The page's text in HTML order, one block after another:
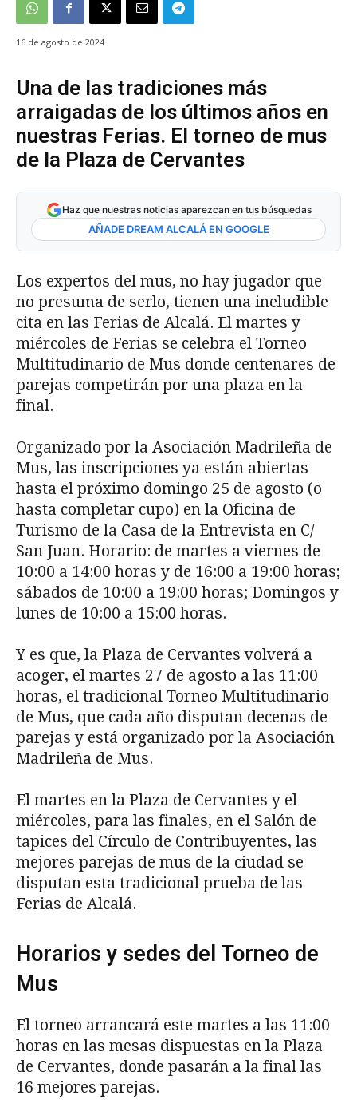
16 de agosto de 2024
Una de las tradiciones más
arraigadas de los últimos años en
nuestras Ferias. El torneo de mus
de la Plaza de Cervantes
Haz que nuestras noticias aparezcan en tus búsquedas
AÑADE DREAM ALCALÁ EN GOOGLE
Los expertos del mus, no hay jugador que
no presuma de serlo, tienen una ineludible
cita en las Ferias de Alcalá. El martes y
miércoles de Ferias se celebra el Torneo
Multitudinario de Mus donde centenares de
parejas competirán por una plaza en la
final.
Organizado por la Asociación Madrileña de
Mus, las inscripciones ya están abiertas
hasta el próximo domingo 25 de agosto (o
hasta completar cupo) en la Oficina de
Turismo de la Casa de la Entrevista en C/
San Juan. Horario: de martes a viernes de
10:00 a 14:00 horas y de 16:00 a 19:00 horas;
sábados de 10:00 a 19:00 horas; Domingos y
lunes de 10:00 a 15:00 horas.
Y es que, la Plaza de Cervantes volverá a
acoger, el martes 27 de agosto a las 11:00
horas, el tradicional Torneo Multitudinario
de Mus, que cada año disputan decenas de
parejas y está organizado por la Asociación
Madrileña de Mus.
El martes en la Plaza de Cervantes y el
miércoles, para las finales, en el Salón de
tapices del Círculo de Contribuyentes, las
mejores parejas de mus de la ciudad se
disputan esta tradicional prueba de las
Ferias de Alcalá.
Horarios y sedes del Torneo de
Mus
El torneo arrancará este martes a las 11:00
horas en las mesas dispuestas en la Plaza
de Cervantes, donde pasarán a la final las
16 mejores parejas.